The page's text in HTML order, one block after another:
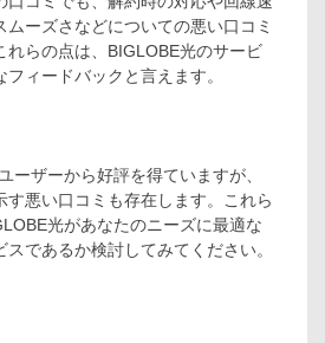
ムーズさなどについての悪い口コミ
れらの点は、BIGLOBE光のサービ
ィードバックと言えます。
ーザーから好評を得ていますが、
す悪い口コミも存在します。これら
光があなたのニーズに最適な
であるか検討してみてください。